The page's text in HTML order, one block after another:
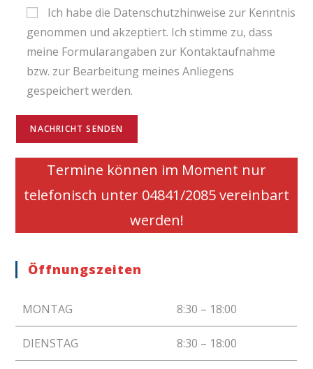
Ich habe die Datenschutzhinweise zur Kenntnis
genommen und akzeptiert. Ich stimme zu, dass
meine Formularangaben zur Kontaktaufnahme
bzw. zur Bearbeitung meines Anliegens
gespeichert werden.
Termine können im Moment nur
telefonisch unter 04841/2085 vereinbart
werden!
Öffnungszeiten
MONTAG 8:30 – 18:00
DIENSTAG 8:30 – 18:00